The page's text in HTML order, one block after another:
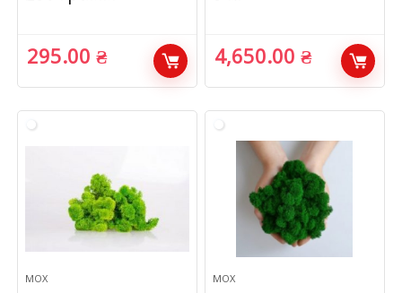
295.00₴ 4,650.00₴
МОХ МОХ